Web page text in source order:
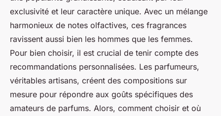
exclusivité et leur caractère unique. Avec un mélange
harmonieux de notes olfactives, ces fragrances
ravissent aussi bien les hommes que les femmes.
Pour bien choisir, il est crucial de tenir compte des
recommandations personnalisées. Les parfumeurs,
véritables artisans, créent des compositions sur
mesure pour répondre aux goûts spécifiques des
amateurs de parfums. Alors, comment choisir et où